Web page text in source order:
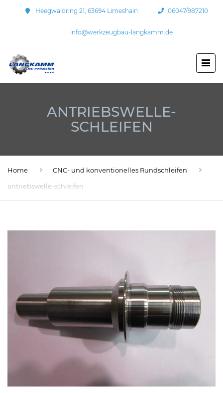
Heegwaldring 21, 63694 Limeshain 06047/987210
info@werkzeugbau-langkamm.de
ANTRIEBSWELLE-
SCHLEIFEN
Home
CNC- und konventionelles Rundschleifen
antriebswelle-schleifen